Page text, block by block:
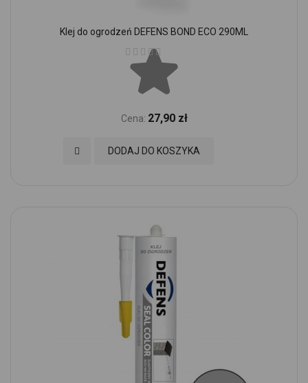
Klej do ogrodzeń DEFENS BOND ECO 290ML
Ocena:
Cena: 27,90 zł
DODAJ DO KOSZYKA
Dodaj do Ulubionych